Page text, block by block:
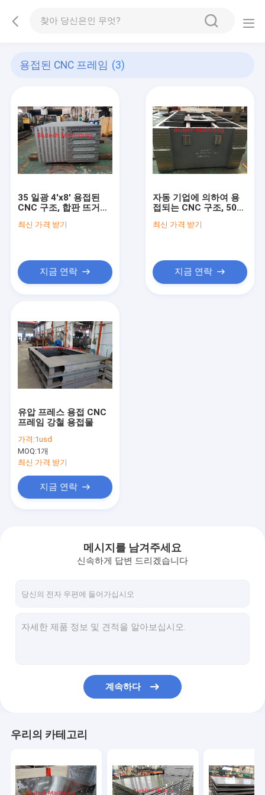
용접된 CNC 프레임 (3)
35 일광 4'x8' 용접된
CNC 구조, 합판 뜨거운
최신 가격 받기
지금 연락
자동 기업에 의하여 용
접되는 CNC 구조, 500
일 수 있는 테이블 용접
최신 가격 받기
지금 연락
유압 프레스 용접 CNC
프레임 강철 용접물
가격:1usd
MOQ:1개
최신 가격 받기
지금 연락
메시지를 남겨주세요
신속하게 답변 드리겠습니다
계속하다
우리의 카테고리